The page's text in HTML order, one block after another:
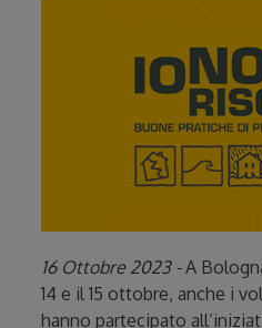
16 Ottobre 2023 -A
14 e il 15 ottobre, anche i
hanno partecipato